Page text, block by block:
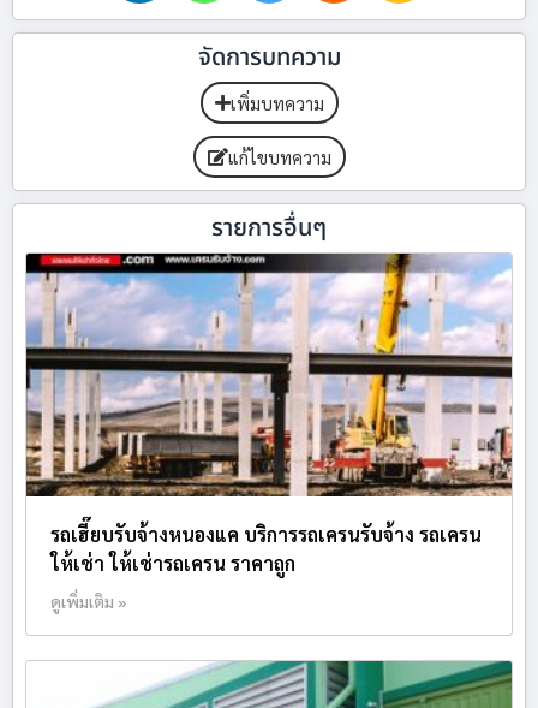
จัดการบทความ
เพิ่มบทความ
แก้ไขบทความ
รายการอื่นๆ
รถเฮี๊ยบรับจ้างหนองแค บริการรถเครนรับจ้าง รถเครน
ให้เช่า ให้เช่ารถเครน ราคาถูก
ดูเพิ่มเติม »